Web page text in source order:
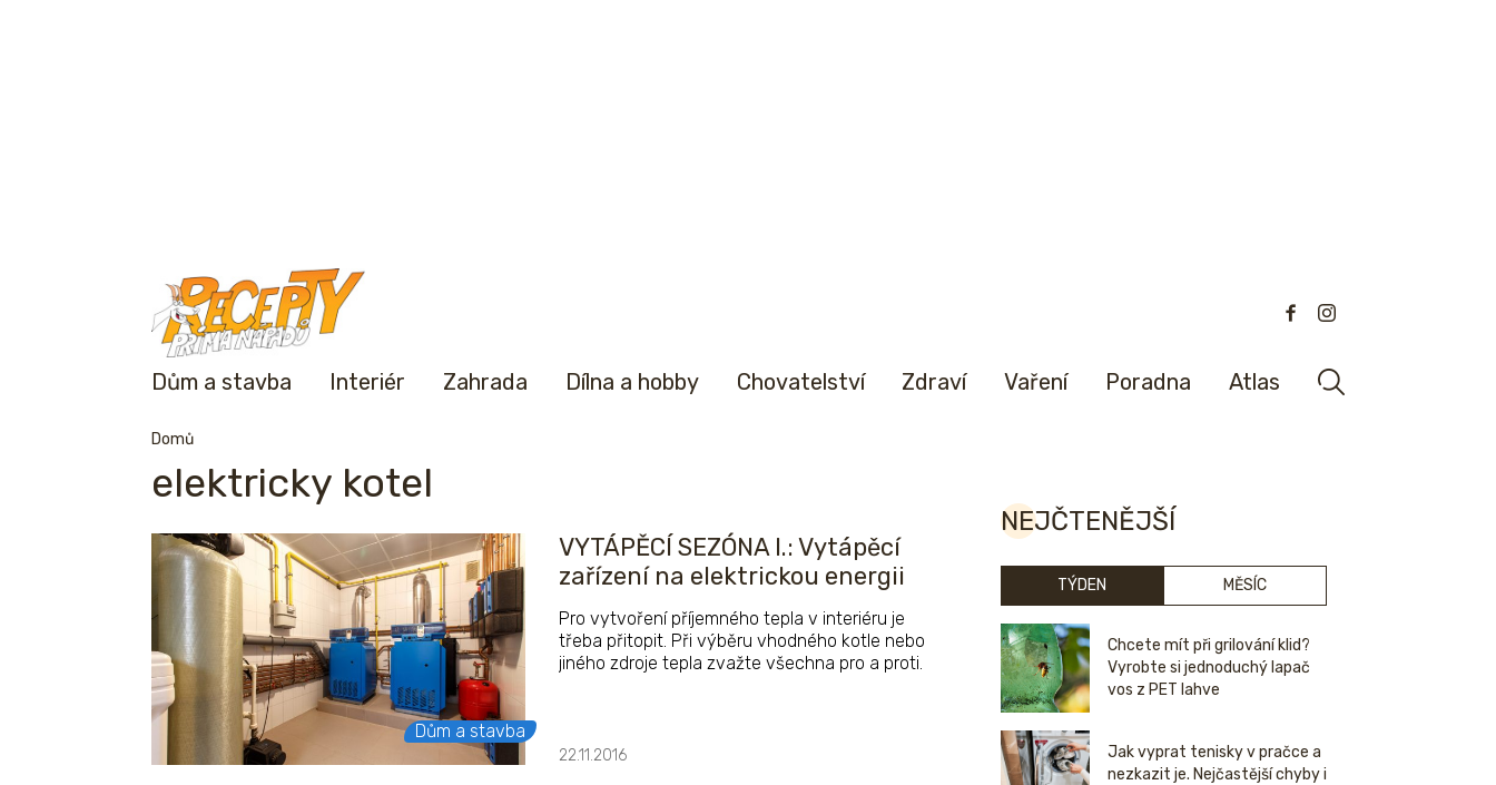
Dům a stavba Interiér Zahrada Dílna a hobby Chovatelství Zdraví Vaření Poradna Atlas
Domů
elektricky kotel
Dům a stavba
VYTÁPĚCÍ SEZÓNA I.: Vytápěcí
zařízení na elektrickou energii
Pro vytvoření příjemného tepla v interiéru je
třeba přitopit. Při výběru vhodného kotle nebo
jiného zdroje tepla zvažte všechna pro a proti.
22.11.2016
NEJČTENĚJŠÍ
TÝDEN MĚSÍC
Chcete mít při grilování klid?
Vyrobte si jednoduchý lapač
vos z PET lahve
Jak vyprat tenisky v pračce a
nezkazit je. Nejčastější chyby i